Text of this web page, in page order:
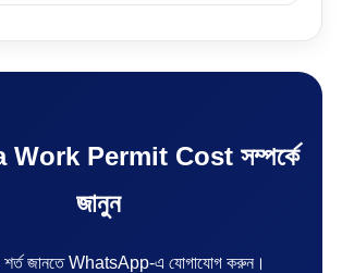
Permit Cost সম্পর্কে
জানুন
শর্ত জানতে WhatsApp-এ যোগাযোগ করুন।